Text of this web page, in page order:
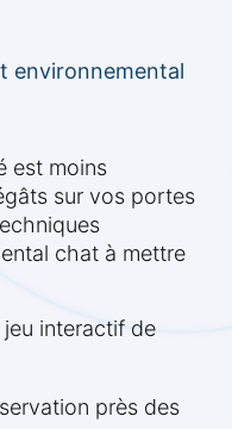
environnemental
est moins
sur vos portes
chat à mettre
interactif de
près des